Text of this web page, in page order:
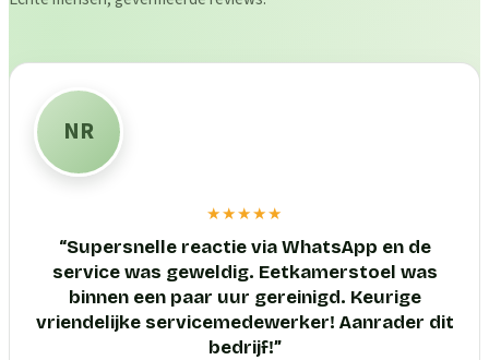
NR
★★★★★
“Supersnelle reactie via WhatsApp en de
service was geweldig. Eetkamerstoel was
binnen een paar uur gereinigd. Keurige
vriendelijke servicemedewerker! Aanrader dit
bedrijf!”